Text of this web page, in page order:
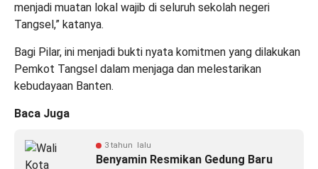
menjadi muatan lokal wajib di seluruh sekolah negeri
Tangsel,” katanya.
Bagi Pilar, ini menjadi bukti nyata komitmen yang dilakukan
Pemkot Tangsel dalam menjaga dan melestarikan
kebudayaan Banten.
Baca Juga
3 tahun lalu
Benyamin Resmikan Gedung Baru